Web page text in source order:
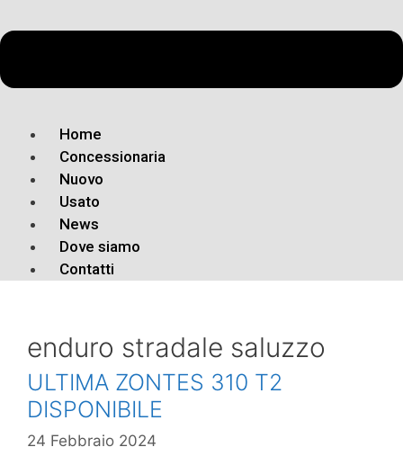
Home
Concessionaria
Nuovo
Usato
News
Dove siamo
Contatti
enduro stradale saluzzo
ULTIMA ZONTES 310 T2
DISPONIBILE
24 Febbraio 2024